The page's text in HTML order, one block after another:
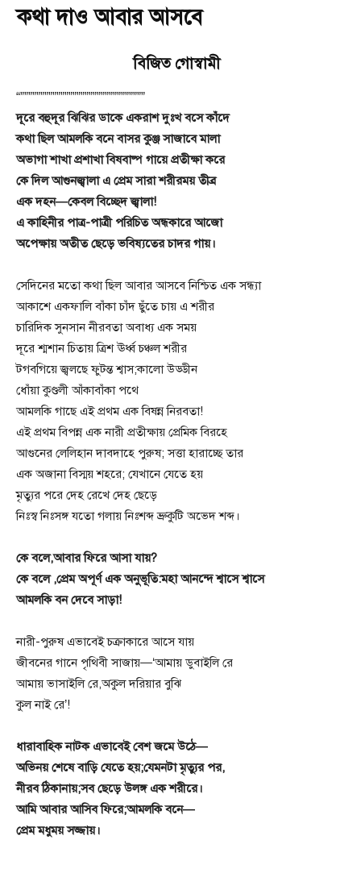
কথা দাও আবার আসবে
বিজিত গোস্বামী
“”””””””””””””””””””””””””””””””
দূরে বহুদূর ঝিঝির ডাকে একরাশ দুঃখ বসে কাঁদে
কথা ছিল আমলকি বনে বাসর কুঞ্জ সাজাবে মালা
অভাগা শাখা প্রশাখা বিষবাষ্প গায়ে প্রতীক্ষা করে
কে দিল আগুনজ্বালা এ প্রেম সারা শরীরময় তীব্র
এক দহন—কেবল বিচ্ছেদ জ্বালা!
এ কাহিনীর পাত্র-পাত্রী পরিচিত অন্ধকারে আজো
অপেক্ষায় অতীত ছেড়ে ভবিষ্যতের চাদর গায়।
সেদিনের মতো কথা ছিল আবার আসবে নিশ্চিত এক সন্ধ্যা
আকাশে একফালি বাঁকা চাঁদ ছুঁতে চায় এ শরীর
চারিদিক সুনসান নীরবতা অবাধ্য এক সময়
দূরে শ্মশান চিতায় ত্রিশ ঊর্ধ্ব চঞ্চল শরীর
টগবগিয়ে জ্বলছে ফুটন্ত শ্বাস;কালো উড্ডীন
ধোঁয়া কুণ্ডলী আঁকাবাঁকা পথে
আমলকি গাছে এই প্রথম এক বিষন্ন নিরবতা!
এই প্রথম বিপন্ন এক নারী প্রতীক্ষায় প্রেমিক বিরহে
আগুনের লেলিহান দাবদাহে পুরুষ; সত্তা হারাচ্ছে তার
এক অজানা বিস্ময় শহরে; যেখানে যেতে হয়
মৃত্যুর পরে দেহ রেখে দেহ ছেড়ে
নিঃস্ব নিঃসঙ্গ যতো গলায় নিঃশব্দ ভ্রুকুটি অভেদ শব্দ।
কে বলে,আবার ফিরে আসা যায়?
কে বলে ,প্রেম অপূর্ণ এক অনুভূতি:মহা আনন্দে শ্বাসে শ্বাসে
আমলকি বন দেবে সাড়া!
নারী-পুরুষ এভাবেই চক্রাকারে আসে যায়
জীবনের গানে পৃথিবী সাজায়—‘আমায় ডুবাইলি রে
আমায় ভাসাইলি রে,অকুল দরিয়ার বুঝি
কুল নাই রে’!
ধারাবাহিক নাটক এভাবেই বেশ জমে উঠে—
অভিনয় শেষে বাড়ি যেতে হয়;যেমনটা মৃত্যুর পর,
নীরব ঠিকানায়;সব ছেড়ে উলঙ্গ এক শরীরে।
আমি আবার আসিব ফিরে;আমলকি বনে—
প্রেম মধুময় সজ্জায়।